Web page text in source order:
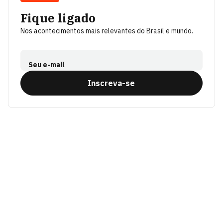
Fique ligado
Nos acontecimentos mais relevantes do Brasil e mundo.
Seu e-mail
Inscreva-se